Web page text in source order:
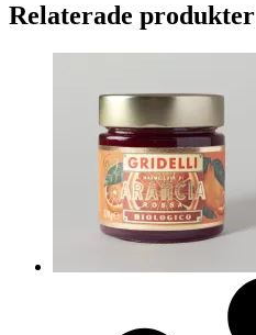
Relaterade produkter